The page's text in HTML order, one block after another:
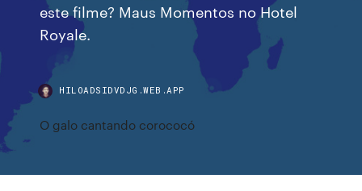
este filme? Maus Momentos no Hotel
Royale.
HILOADSIDVDJG.WEB.APP
O galo cantando corococó